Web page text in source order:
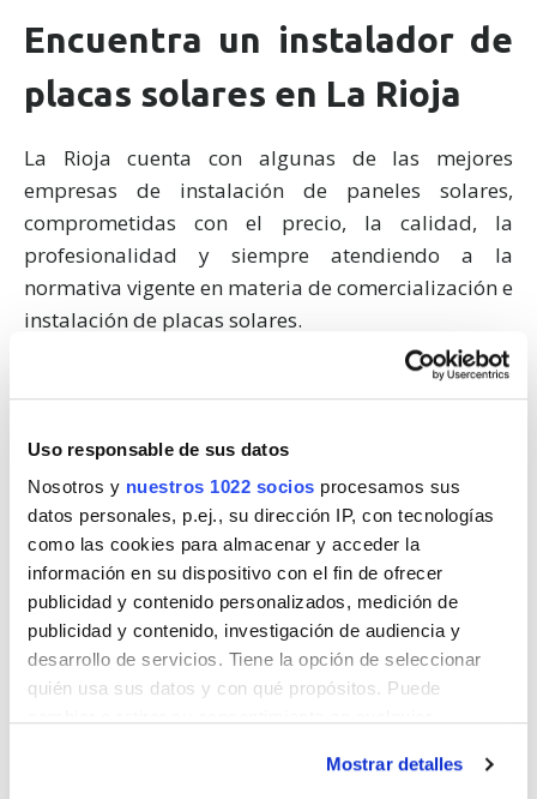
Uso responsable de sus datos
Nosotros y nuestros 1022 socios procesamos sus
datos personales, p.ej., su dirección IP, con tecnologías
como las cookies para almacenar y acceder la
información en su dispositivo con el fin de ofrecer
publicidad y contenido personalizados, medición de
publicidad y contenido, investigación de audiencia y
desarrollo de servicios. Tiene la opción de seleccionar
quién usa sus datos y con qué propósitos. Puede
Mostrar detalles
Encuentra un instalador de
placas solares en La Rioja
La Rioja cuenta con algunas de las mejores
empresas de instalación de paneles solares,
comprometidas con el precio, la calidad, la
profesionalidad y siempre atendiendo a la
normativa vigente en materia de comercialización e
instalación de placas solares.
Cómo instalar placas solares en tu casa de La Rioja
Para que puedas instalar placas solares en tu casa,
empresa o comunidad de vecinos en La Rioja
puedes rellenar el formulariodeplacassolares.es
y varios profesionales y empresas instaladoras de
placas solares en La Rioja se pondrán en contacto
contigo, te harán la mejor oferta en función de tus
necesidades y luego, tú decides sin compromiso.